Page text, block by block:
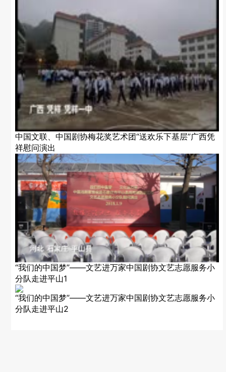
中国文联、中国剧协梅花奖艺术团“送欢乐下基层”广西凭
祥慰问演出
“我们的中国梦”——文艺进万家中国剧协文艺志愿服务小
分队走进平山1
“我们的中国梦”——文艺进万家中国剧协文艺志愿服务小
分队走进平山2